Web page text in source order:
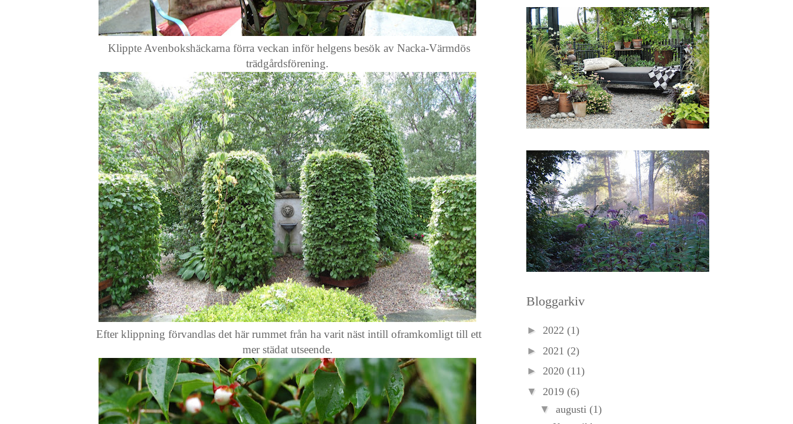
Klippte Avenbokshäckarna förra veckan inför helgens besök av Nacka-Värmdös
trädgårdsförening.
Efter klippning förvandlas det här rummet från ha varit näst intill oframkomligt till ett
mer städat utseende.
Bloggarkiv
► 2022 (1)
► 2021 (2)
► 2020 (11)
▼ 2019 (6)
▼ augusti (1)